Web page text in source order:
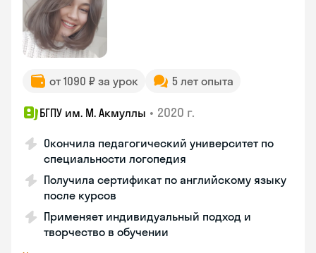
от 1090 ₽ за урок 5 лет опыта
БГПУ им. М. Акмуллы • 2020 г.
Окончила педагогический университет по
специальности логопедия
Получила сертификат по английскому языку
после курсов
Применяет индивидуальный подход и
творчество в обучении